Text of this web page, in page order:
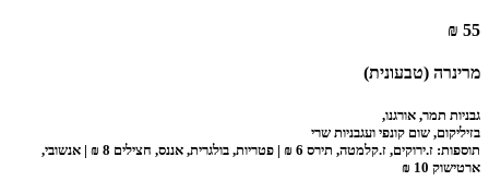
55 ₪
מרינרה (טבעונית)
גבניות תמר, אורגנו,
בזיליקום, שום קונפי ועגבניות שרי
תוספות: ז.ירוקים, ז.קלמטה, תירס 6 ₪ | פטריות, בולגרית, אננס, חצילים 8 ₪ | אנשובי,
ארטישוק 10 ₪